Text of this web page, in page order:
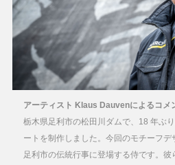
アーティスト Klaus Dauvenによるコメ
栃木県足利市の松田川ダムで、18 年ぶ
ートを制作しました。今回のモチーフデ
足利市の伝統行事に登場する侍です。